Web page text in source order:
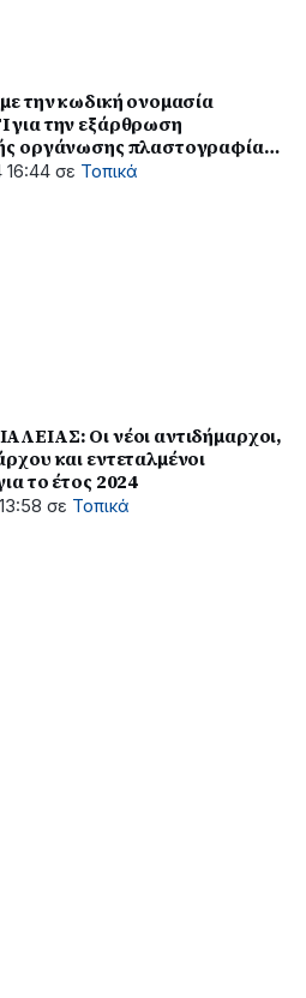
την κωδική ονομασία
για την εξάρθρωση
οργάνωσης πλαστογραφίας
παράνομης διακίνηση
σε Τοπικά
Οι νέοι αντιδήμαρχοι,
και εντεταλμένοι
το έτος 2024
σε Τοπικά